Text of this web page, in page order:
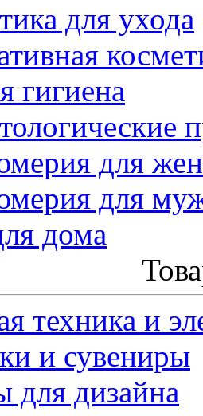
для ухода
гигиена
для
для
дома
техника и
и сувениры
для дизайна